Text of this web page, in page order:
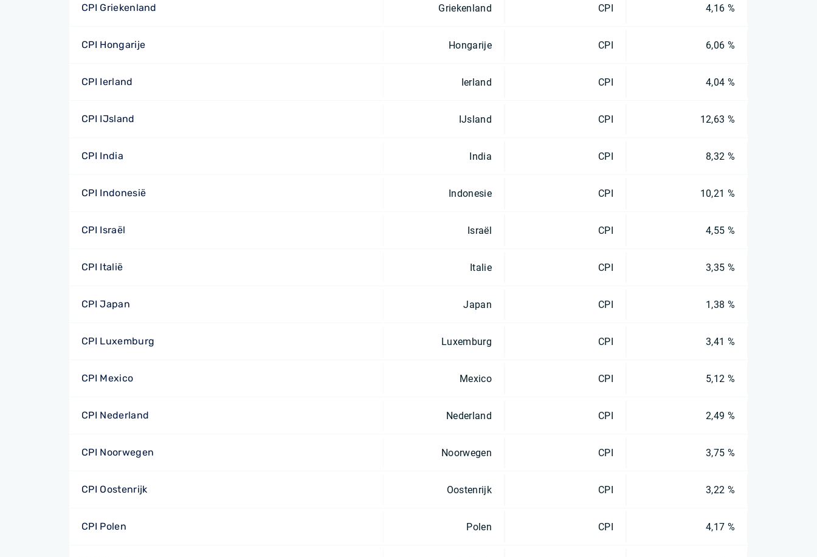
CPI Griekenland Griekenland CPI 4,16 %
CPI Hongarije Hongarije CPI 6,06 %
CPI Ierland Ierland CPI 4,04 %
CPI IJsland IJsland CPI 12,63 %
CPI India India CPI 8,32 %
CPI Indonesië Indonesie CPI 10,21 %
CPI Israël Israël CPI 4,55 %
CPI Italië Italie CPI 3,35 %
CPI Japan Japan CPI 1,38 %
CPI Luxemburg Luxemburg CPI 3,41 %
CPI Mexico Mexico CPI 5,12 %
CPI Nederland Nederland CPI 2,49 %
CPI Noorwegen Noorwegen CPI 3,75 %
CPI Oostenrijk Oostenrijk CPI 3,22 %
CPI Polen Polen CPI 4,17 %